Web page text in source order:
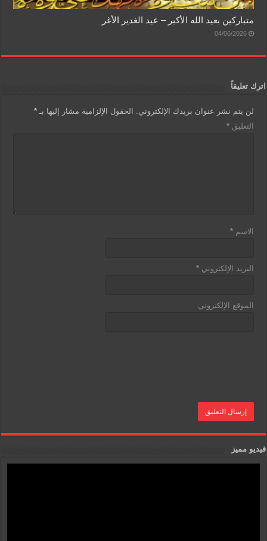
متباركين بعيد الله الأكبر – عيد الغدير الأغر
04/06/2026
اترك تعليقاً
لن يتم نشر عنوان بريدك الإلكتروني. الحقول الإلزامية مشار إليها بـ*
التعليق*
الاسم*
البريد الإلكتروني*
الموقع الإلكتروني
فيديو مميز